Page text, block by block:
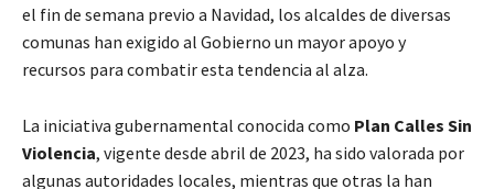
el fin de semana previo a Navidad, los alcaldes de diversas
comunas han exigido al Gobierno un mayor apoyo y
recursos para combatir esta tendencia al alza.
La iniciativa gubernamental conocida como Plan Calles Sin
Violencia, vigente desde abril de 2023, ha sido valorada por
algunas autoridades locales, mientras que otras la han